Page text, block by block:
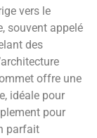
vers le
souvent appelé
des
offre une
idéale pour
pour
parfait